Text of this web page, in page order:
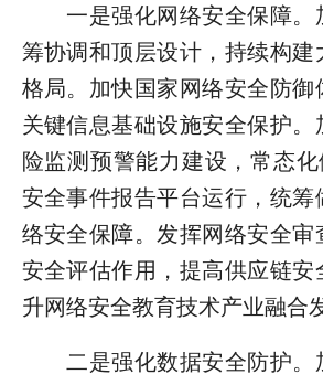
一是强化网络安全保障。
筹协调和顶层设计，持续构建
格局。加快国家网络安全防御
关键信息基础设施安全保护。
险监测预警能力建设，常态
安全事件报告平台运行，统筹
络安全保障。发挥网络安全审
安全评估作用，提高供应链安
升网络安全教育技术产业融合
二是强化数据安全防护。